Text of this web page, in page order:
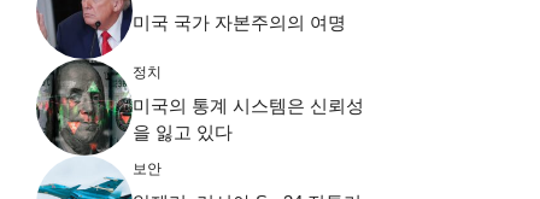
미국 국가 자본주의의 여명
정치
미국의 통계 시스템은 신뢰성
을 잃고 있다
보안